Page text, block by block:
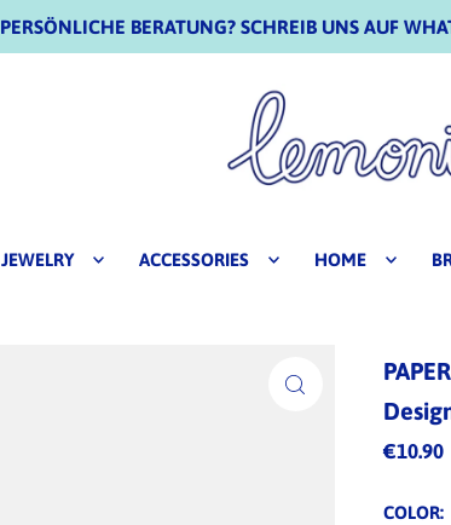
PERSÖNLICHE BERATUNG? SCHREIB UNS AUF
JEWELRY ACCESSORIES HOME
€10.90
COLOR: